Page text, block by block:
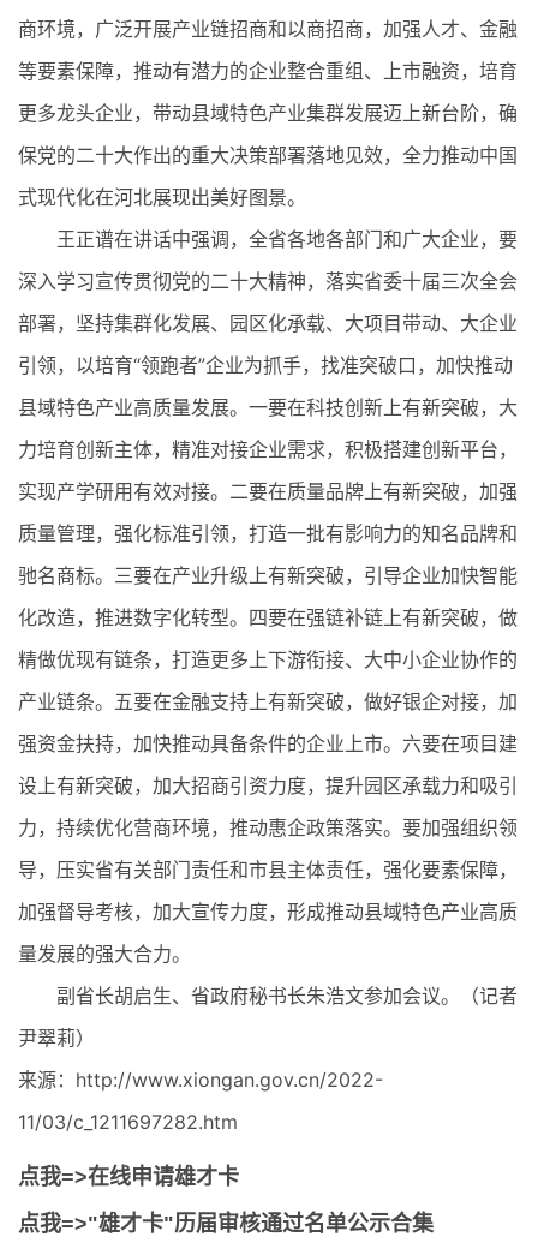
商环境，广泛开展产业链招商和以商招商，加强人才、金融
等要素保障，推动有潜力的企业整合重组、上市融资，培育
更多龙头企业，带动县域特色产业集群发展迈上新台阶，确
保党的二十大作出的重大决策部署落地见效，全力推动中国
式现代化在河北展现出美好图景。
王正谱在讲话中强调，全省各地各部门和广大企业，要
深入学习宣传贯彻党的二十大精神，落实省委十届三次全会
部署，坚持集群化发展、园区化承载、大项目带动、大企业
引领，以培育“领跑者”企业为抓手，找准突破口，加快推动
县域特色产业高质量发展。一要在科技创新上有新突破，大
力培育创新主体，精准对接企业需求，积极搭建创新平台，
实现产学研用有效对接。二要在质量品牌上有新突破，加强
质量管理，强化标准引领，打造一批有影响力的知名品牌和
驰名商标。三要在产业升级上有新突破，引导企业加快智能
化改造，推进数字化转型。四要在强链补链上有新突破，做
精做优现有链条，打造更多上下游衔接、大中小企业协作的
产业链条。五要在金融支持上有新突破，做好银企对接，加
强资金扶持，加快推动具备条件的企业上市。六要在项目建
设上有新突破，加大招商引资力度，提升园区承载力和吸引
力，持续优化营商环境，推动惠企政策落实。要加强组织领
导，压实省有关部门责任和市县主体责任，强化要素保障，
加强督导考核，加大宣传力度，形成推动县域特色产业高质
量发展的强大合力。
副省长胡启生、省政府秘书长朱浩文参加会议。（记者
尹翠莉）
来源：http://www.xiongan.gov.cn/2022-
11/03/c_1211697282.htm
点我=>在线申请雄才卡
点我=>"雄才卡"历届审核通过名单公示合集